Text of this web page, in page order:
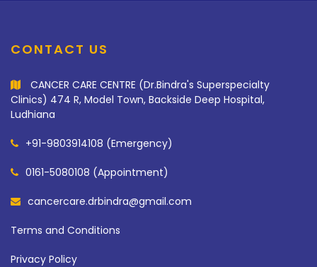
CONTACT US
CANCER CARE CENTRE (Dr.Bindra's Superspecialty
Clinics) 474 R, Model Town, Backside Deep Hospital,
Ludhiana
+91-9803914108 (Emergency)
0161-5080108 (Appointment)
cancercare.drbindra@gmail.com
Terms and Conditions
Privacy Policy